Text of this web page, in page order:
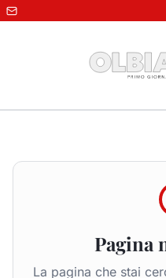
Pagina
La pagina che stai